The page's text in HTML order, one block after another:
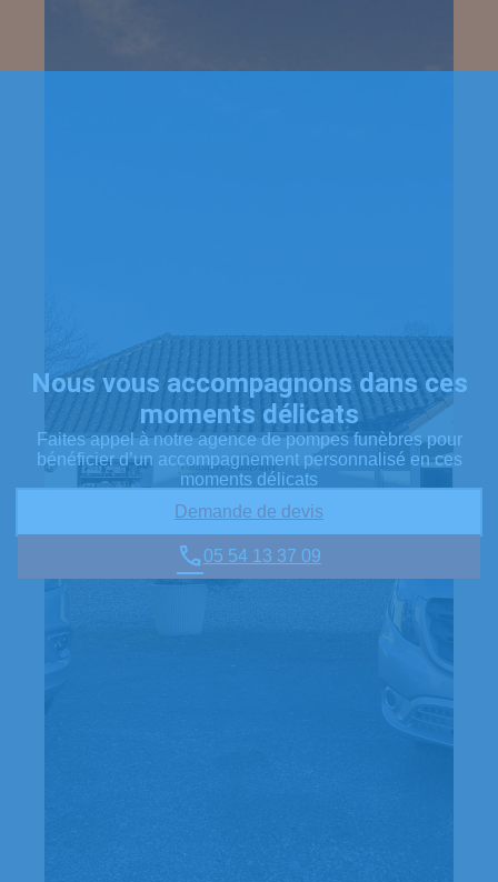
Nous vous accompagnons dans ces
moments délicats
Faites appel à notre agence de pompes funèbres pour
bénéficier d’un accompagnement personnalisé en ces
moments délicats
Demande de devis
05 54 13 37 09